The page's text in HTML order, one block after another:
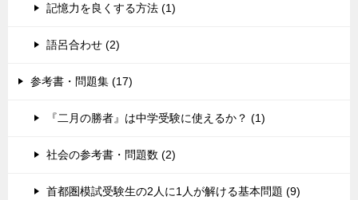
記憶力を良くする方法 (1)
語呂合わせ (2)
参考書・問題集 (17)
『二月の勝者』は中学受験に使えるか？ (1)
社会の参考書・問題数 (2)
首都圏模試受験生の2人に1人が解ける基本問題 (9)